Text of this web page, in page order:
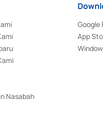
Nasabah
Google
App